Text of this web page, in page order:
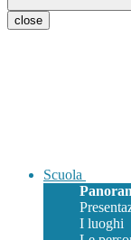
close
Scuola
I luoghi